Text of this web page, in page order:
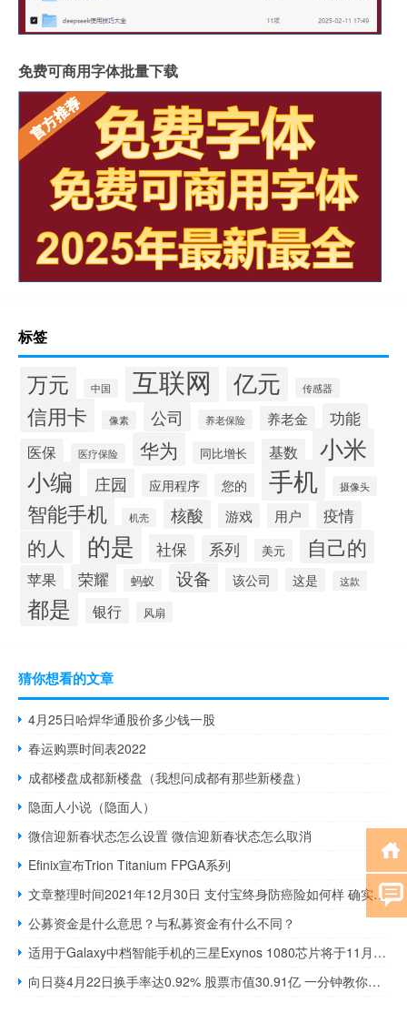
免费可商用字体批量下载
标签
万元 中国 互联网 亿元 传感器
信用卡 像素 公司 养老保险 养老金 功能
医保 医疗保险 华为 同比增长 基数 小米
小编 庄园 应用程序 您的 手机 摄像头
智能手机 机壳 核酸 游戏 用户 疫情
的人 的是 社保 系列 美元 自己的
苹果 荣耀 蚂蚁 设备 该公司 这是 这款
都是 银行 风扇
猜你想看的文章
4月25日哈焊华通股价多少钱一股
春运购票时间表2022
成都楼盘成都新楼盘（我想问成都有那些新楼盘）
隐面人小说（隐面人）
微信迎新春状态怎么设置 微信迎新春状态怎么取消
Efinix宣布Trion Titanium FPGA系列
文章整理时间2021年12月30日 支付宝终身防癌险如何样 确实能够保终身吗
公募资金是什么意思？与私募资金有什么不同？
适用于Galaxy中档智能手机的三星Exynos 1080芯片将于11月12日发布
向日葵4月22日换手率达0.92% 股票市值30.91亿 一分钟教你看懂